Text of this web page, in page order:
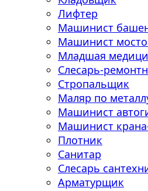
Лифтер
Машинист
Машинист
Младшая
Слесарь-
Стропальщик
Маляр по
Машинист
Машинист
Плотник
Санитар
Слесарь
Арматурщик